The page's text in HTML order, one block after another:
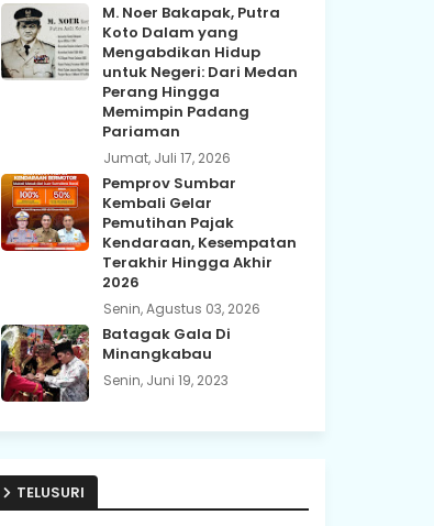
M. Noer Bakapak, Putra
Koto Dalam yang
Mengabdikan Hidup
untuk Negeri: Dari Medan
Perang Hingga
Memimpin Padang
Pariaman
Jumat, Juli 17, 2026
Pemprov Sumbar
Kembali Gelar
Pemutihan Pajak
Kendaraan, Kesempatan
Terakhir Hingga Akhir
2026
Senin, Agustus 03, 2026
Batagak Gala Di
Minangkabau
Senin, Juni 19, 2023
TELUSURI